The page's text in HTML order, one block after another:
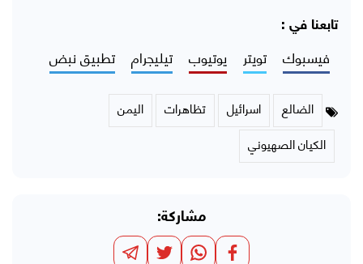
تابعنا في :
فيسبوك تويتر يوتيوب تيليجرام تطبيق نبض
الضالع اسرائيل تظاهرات
اليمن
الكيان الصهيوني
مشاركة: